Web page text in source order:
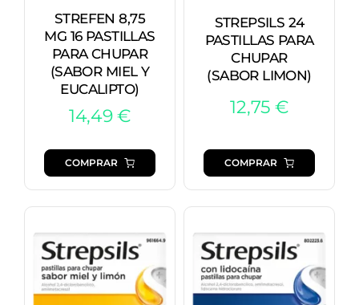
STREFEN 8,75
MG 16 PASTILLAS
PARA CHUPAR
(SABOR MIEL Y
EUCALIPTO)
14,49€
COMPRAR
STREPSILS 24
PASTILLAS PARA
CHUPAR
(SABOR LIMON)
12,75 €
COMPRAR